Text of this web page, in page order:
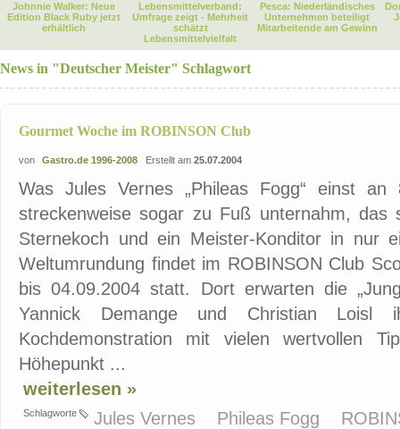
Johnnie Walker: Neue
Edition Black Ruby jetzt
erhältlich
Lebensmittelverband:
Umfrage zeigt - Mehrheit
schätzt
Lebensmittelvielfalt
Pesca: Niederländisches
Unternehmen beteiligt
Mitarbeitende am Gewinn
News in "Deutscher Meister" Schlagwort
Gourmet Woche im ROBINSON Club
von Gastro.de 1996-2008 Erstellt am 25.07.2004
Was Jules Vernes „Phileas Fogg“ einst
streckenweise sogar zu Fuß unternahm, das
Sternekoch und ein Meister-Konditor in nur
Weltumrundung findet im ROBINSON Club
bis 04.09.2004 statt. Dort erwarten die
Yannick Demange und Christian
Kochdemonstration mit vielen wertvollen
Höhepunkt ...
weiterlesen »
Schlagworte Jules Vernes Phileas Fogg